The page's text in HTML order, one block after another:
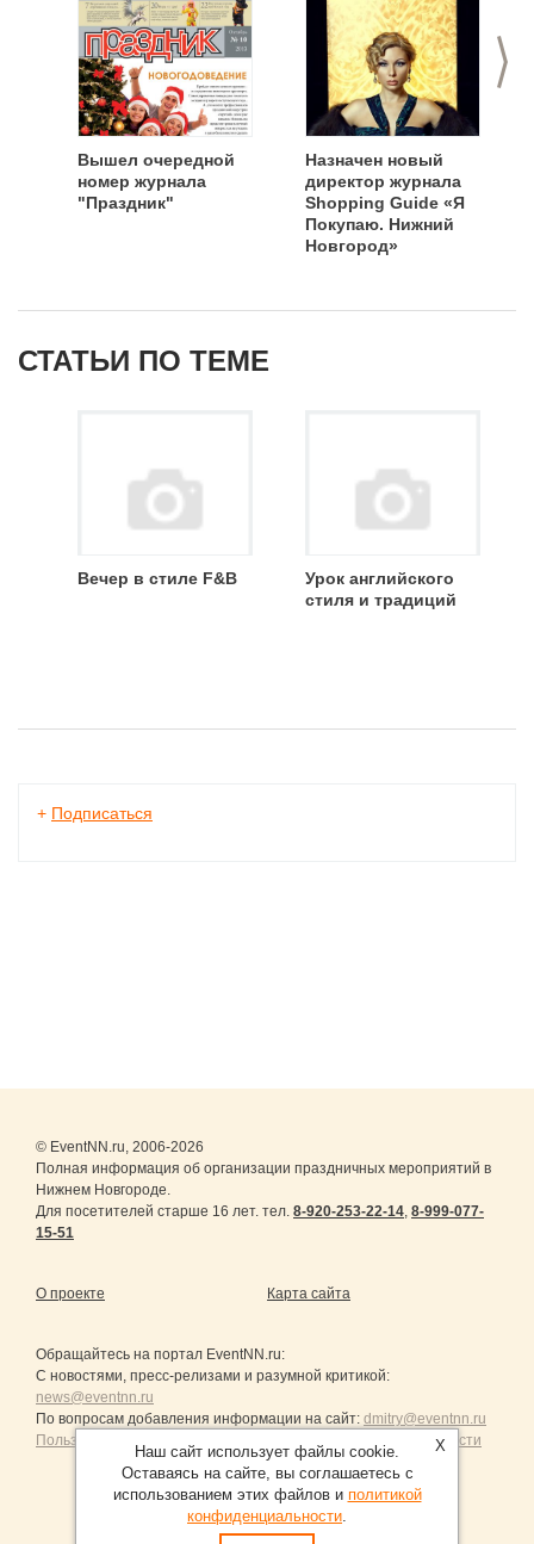
>
Вышел очередной
номер журнала
"Праздник"
Назначен новый
директор журнала
Shopping Guide «Я
Покупаю. Нижний
Новгород»
СТАТЬИ ПО ТЕМЕ
Вечер в стиле F&B
Урок английского
стиля и традиций
+ Подписаться
© EventNN.ru, 2006-2026
Полная информация об организации праздничных мероприятий в
Нижнем Новгороде.
Для посетителей старше 16 лет. тел. 8-920-253-22-14, 8-999-077-
15-51
О проекте Карта сайта
Обращайтесь на портал EventNN.ru:
С новостями, пресс-релизами и разумной критикой:
news@eventnn.ru
По вопросам добавления информации на сайт: dmitry@eventnn.ru
Пользовательское Соглашение и политика конфиденциальности
Продвижение сайтов Санкт-Петербург
X
Наш сайт использует файлы cookie.
Оставаясь на сайте, вы соглашаетесь с
использованием этих файлов и политикой
конфиденциальности.